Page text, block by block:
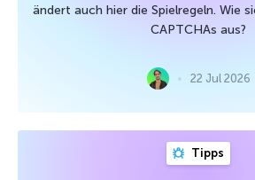
ändert auch hier die Spielregeln. Wie
CAPTCHAs aus?
22 Jul 2026
Tipps